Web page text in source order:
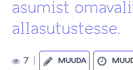
asumist
allasutustesse.
7 MUUDA